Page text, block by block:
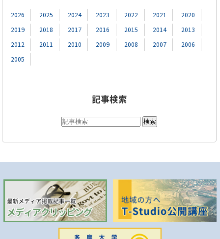
2026 2025 2024 2023 2022 2021
2020
2019
2018 2017 2016 2015 2014
2013
2012
2011 2010 2009 2008 2007
2006
2005
記事検索